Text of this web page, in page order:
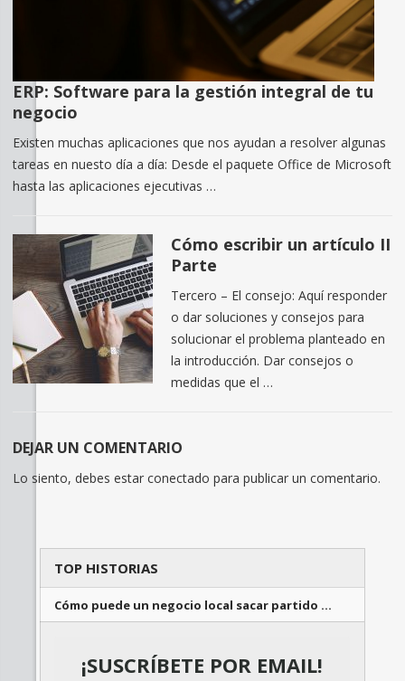
ERP: Software para la gestión integral de tu
negocio
Existen muchas aplicaciones que nos ayudan a resolver algunas
tareas en nuesto día a día: Desde el paquete Office de Microsoft
hasta las aplicaciones ejecutivas …
Cómo escribir un artículo II
Parte
Tercero – El consejo: Aquí responder
o dar soluciones y consejos para
solucionar el problema planteado en
la introducción. Dar consejos o
medidas que el …
DEJAR UN COMENTARIO
Lo siento, debes estar conectado para publicar un comentario.
TOP HISTORIAS
Cómo puede un negocio local sacar partido …
¡SUSCRÍBETE POR EMAIL!